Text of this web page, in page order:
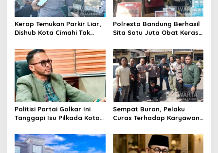
Kerap Temukan Parkir Liar,
Dishub Kota Cimahi Tak
Pembinaan
Polresta Bandung Berhasil
Sita Satu Juta Obat Keras
Kasus Narkoba
Politisi Partai Golkar Ini
Tanggapi Isu Pilkada Kota
Sempat Buron, Pelaku
Curas Terhadap Karyawan
Ditangkap Polisi